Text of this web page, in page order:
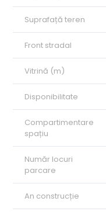
a vă desfășura
• Dotări moderne:
toate utilitățile
• Două locuri de
ID intern: CP1924672
Suprafață teren
Front stradal
Vitrină (m)
Disponibilitate
Compartimentare
spațiu
Număr locuri
parcare
An construcție